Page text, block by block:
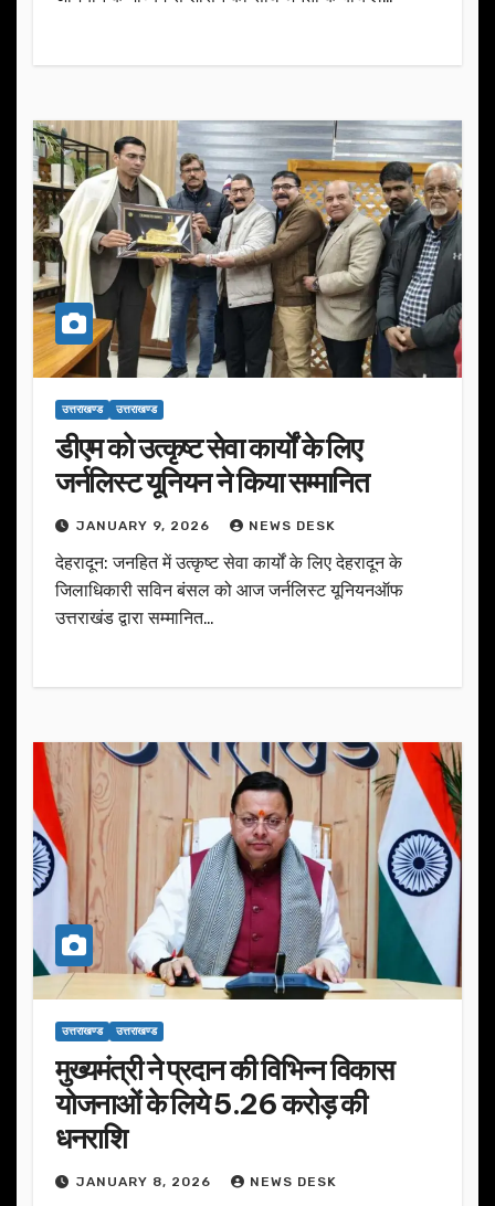
उत्तराखण्ड उत्तराखण्ड
डीएम को उत्कृष्ट सेवा कार्यों के लिए
जर्नलिस्ट यूनियन ने किया सम्मानित
JANUARY 9, 2026 NEWS DESK
देहरादून: जनहित में उत्कृष्ट सेवा कार्यों के लिए देहरादून के
जिलाधिकारी सविन बंसल को आज जर्नलिस्ट यूनियनऑफ
उत्तराखंड द्वारा सम्मानित…
उत्तराखण्ड उत्तराखण्ड
मुख्यमंत्री ने प्रदान की विभिन्न विकास
योजनाओं के लिये 5.26 करोड़ की
धनराशि
JANUARY 8, 2026 NEWS DESK